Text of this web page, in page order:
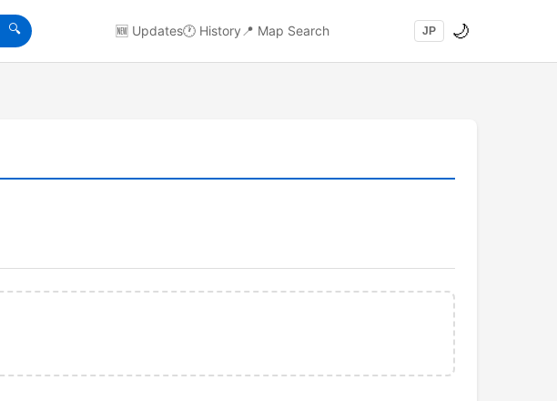
🔍 🆕 Updates🕐 History 📍 Map Search JP 🌙